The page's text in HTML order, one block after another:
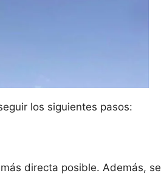
los siguientes pasos:
directa posible. Además, se